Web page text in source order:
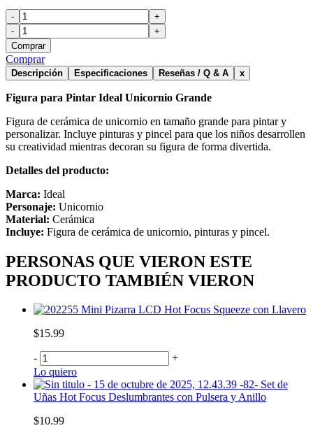
-
+
-
+
Comprar
Comprar
Descripción Especificaciones Reseñas / Q & A x
Figura para Pintar Ideal Unicornio Grande
Figura de cerámica de unicornio en tamaño grande para pintar y
personalizar. Incluye pinturas y pincel para que los niños desarrollen
su creatividad mientras decoran su figura de forma divertida.
Detalles del producto:
Marca: Ideal
Personaje: Unicornio
Material: Cerámica
Incluye: Figura de cerámica de unicornio, pinturas y pincel.
PERSONAS QUE VIERON ESTE
PRODUCTO TAMBIÉN VIERON
Mini Pizarra LCD Hot Focus Squeeze con Llavero
$15.99
-
+
Lo quiero
Set de
Uñas Hot Focus Deslumbrantes con Pulsera y Anillo
$10.99